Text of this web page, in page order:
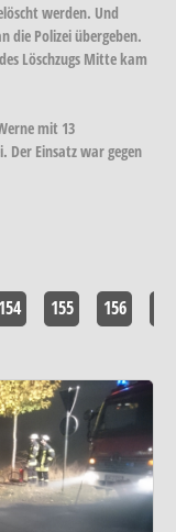
werden. Und
die Polizei übergeben.
Löschzugs Mitte kam
mit 13
Der Einsatz war gegen
154 155 156